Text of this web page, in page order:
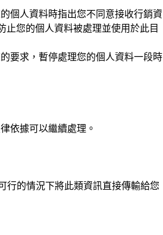
個人資料時指出您不同意接收行銷資
止您的個人資料被處理並使用於此目
要求，暫停處理您的個人資料一段時
依據可以繼續處理。
行的情況下將此類資訊直接傳輸給您